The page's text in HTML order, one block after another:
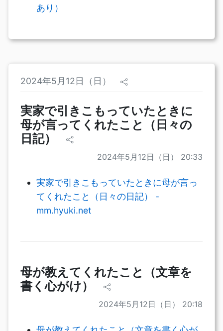
あり）
2024年5月12日（日）
実家で引きこもっていたときに
母が言ってくれたこと（日々の
日記）
2024年5月12日（日） 20:33
実家で引きこもっていたときに母が言っ
てくれたこと（日々の日記） -
mm.hyuki.net
母が教えてくれたこと（文章を
書く心がけ）
2024年5月12日（日） 20:18